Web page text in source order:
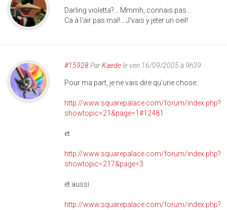
Darling violetta?... Mmmh, connais pas...
Ca à l'air pas mal!... J'vais y jeter un oeil!
#15928ParKaedele ven 16/09/2005 à 9h39
Pour ma part, je ne vais dire qu'une chose:
http://www.squarepalace.com/forum/index.php?
showtopic=21&page=1#12481
et
http://www.squarepalace.com/forum/index.php?
showtopic=217&page=3
et aussi
http://www.squarepalace.com/forum/index.php?